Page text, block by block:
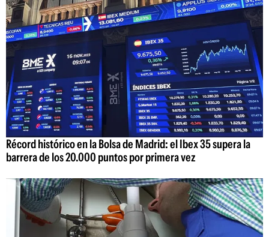
Récord histórico en la Bolsa de Madrid: el Ibex 35 supera la
barrera de los 20.000 puntos por primera vez